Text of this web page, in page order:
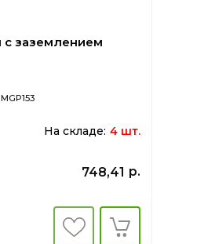
заземлением
MGP153
На складе: 4 шт.
748,41 р.